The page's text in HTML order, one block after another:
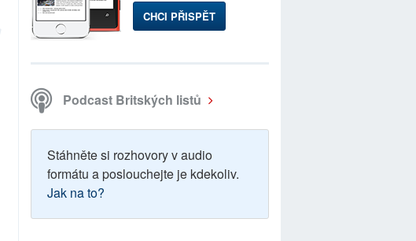
CHCI PŘISPĚT
Podcast Britských listů
Stáhněte si rozhovory v audio
formátu a poslouchejte je kdekoliv.
Jak na to?